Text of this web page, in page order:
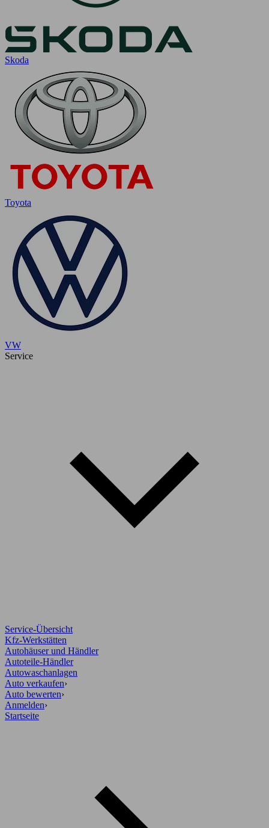
Skoda
Toyota
VW
Service
Service-Übersicht
Kfz-Werkstätten
Autohäuser und Händler
Autoteile-Händler
Autowaschanlagen
Auto verkaufen›
Auto bewerten›
Anmelden›
Startseite